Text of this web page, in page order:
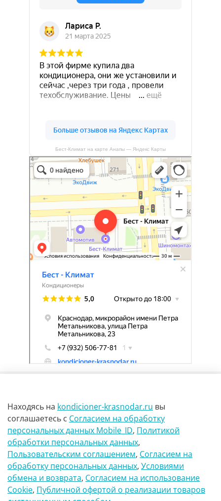
Бест-Климат на карте Анапы — Яндекс Карты
Бест-климат
Кондиционеры в Краснодаре
г Краснодар Ул Петра метальникова 23
8(900)29-888-66
info@kondicioner-krasnodar.ru
Находясь на kondicioner-krasnodar.ru вы
соглашаетесь с Согласием на обработку
персональных данных Mobile_ID, Политикой
обработки персональных данных,
Пользовательским соглашением, Согласием на
обработку персональных данных, Условиями
обмена и возврата, Согласием на использование
Сookie, Публичной офертой о реализации товаров